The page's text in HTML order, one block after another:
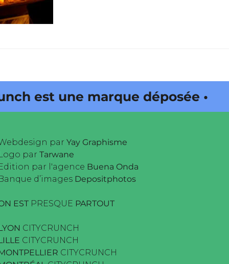
marque déposée • Tous
par Yay Graphisme
par Tarwane
par l'agence Buena Onda
d’images Depositphotos
EST PRESQUE PARTOUT
CITYCRUNCH
CITYCRUNCH
CITYCRUNCH